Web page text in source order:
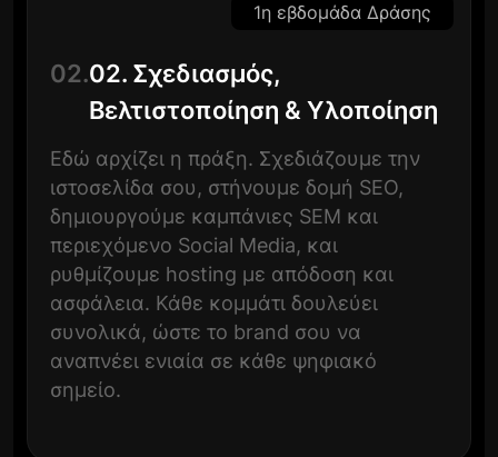
1η εβδομάδα Δράσης
02.02. Σχεδιασμός,
Βελτιστοποίηση & Υλοποίηση
Εδώ αρχίζει η πράξη. Σχεδιάζουμε την
ιστοσελίδα σου, στήνουμε δομή SEO,
δημιουργούμε καμπάνιες SEM και
περιεχόμενο Social Media, και
ρυθμίζουμε hosting με απόδοση και
ασφάλεια. Κάθε κομμάτι δουλεύει
συνολικά, ώστε το brand σου να
αναπνέει ενιαία σε κάθε ψηφιακό
σημείο.